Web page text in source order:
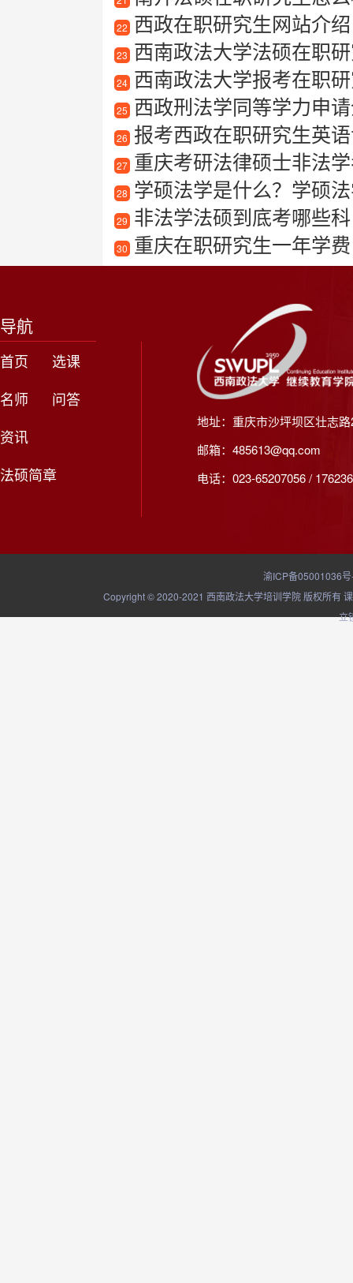
22 西政在职研究生网站介绍：
23 西南政法大学法硕在职
24 西南政法大学报考在职
25 西政刑法学同等学力申请全攻
26 报考西政在职研究生英语专
27 重庆考研法律硕士非法
28 学硕法学是什么？学硕
29 非法学法硕到底考哪些
30 重庆在职研究生一年学费
导航
首页
选课
名师
问答
资讯
法硕简章
地址：重庆市沙坪坝区壮志
邮箱：485613@qq.com
电话：023-65207056 /
渝ICP备05001036
Copyright © 2020-2021 西南政法大学培训学院 版权所有
立